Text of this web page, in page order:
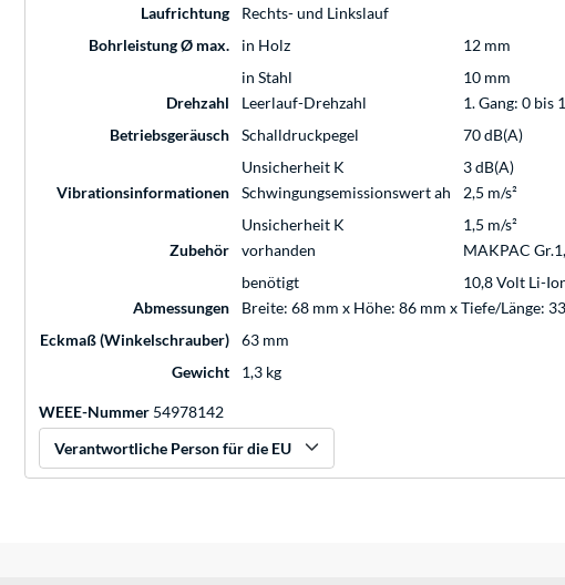
Laufrichtung
Rechts- und Linkslauf
Bohrleistung Ø max.
in Holz
12 mm
in Stahl
10 mm
Drehzahl
Leerlauf-Drehzahl
1. Gang: 0 bis
Betriebsgeräusch
Schalldruckpegel
70 dB(A)
Unsicherheit K
3 dB(A)
Vibrationsinformationen
Schwingungsemissionswert ah
2,5 m/s²
Unsicherheit K
1,5 m/s²
Zubehör
vorhanden
MAKPAC
benötigt
10,8 Volt Li-
Abmessungen
Breite: 68 mm x Höhe: 86 mm x Tiefe/Länge:
Eckmaß (Winkelschrauber)
63 mm
Gewicht
1,3 kg
WEEE-Nummer 54978142
Verantwortliche Person für die EU